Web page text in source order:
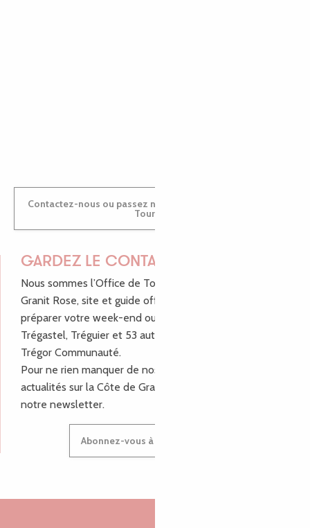
Contactez-nous ou passez nous voir dans nos Offices de
Tourisme
GARDEZ LE CONTACT !
Nous sommes l’Office de Tourisme Bretagne - Côte de
Granit Rose, site et guide officiel pour vous aider à
préparer votre week-end ou vos vacances à Lannion,
Trégastel, Tréguier et 53 autres communes de Lannion-
Trégor Communauté.
Pour ne rien manquer de nos bons plans et nos
actualités sur la Côte de Granit Rose, inscrivez-vous à
notre newsletter.
Abonnez-vous à notre newsletter